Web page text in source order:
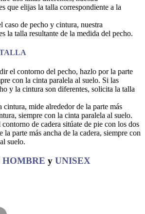
que elijas la talla correspondiente a la
caso de pecho y cintura, nuestra
la talla resultante de la medida del pecho.
el contorno del pecho, hazlo por la parte
con la cinta paralela al suelo. Si las
y la cintura son diferentes, solicita la talla
cintura, mide alrededor de la parte más
siempre con la cinta paralela al suelo.
contorno de cadera sitúate de pie con los dos
la parte más ancha de la cadera, siempre con
suelo.
HOMBRE y UNISEX